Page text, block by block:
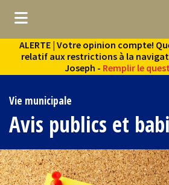
(Vie municipale )
(Services aux citoyens )
(Culture et loisirs )
(Environnement )
ALERTE | Votre opinion compte!
relatif aux restrictions à la
Joseph - Remplir le
Vie municipale
Avis publics et